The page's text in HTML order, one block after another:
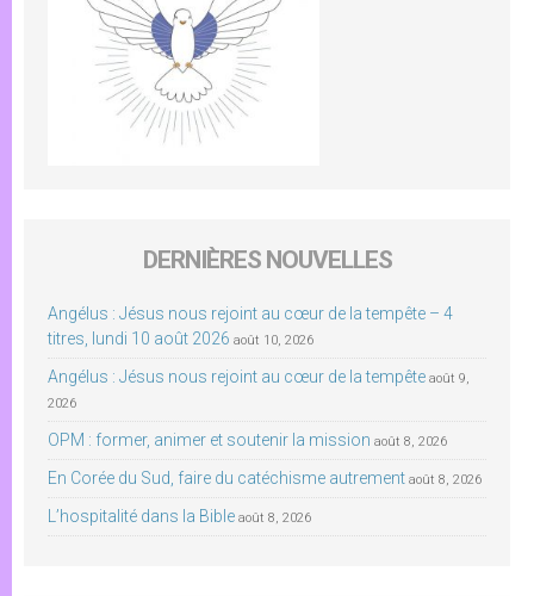
DERNIÈRES NOUVELLES
Angélus : Jésus nous rejoint au cœur de la tempête – 4
titres, lundi 10 août 2026 août 10, 2026
Angélus : Jésus nous rejoint au cœur de la tempête août 9,
2026
OPM : former, animer et soutenir la mission août 8, 2026
En Corée du Sud, faire du catéchisme autrement août 8, 2026
L’hospitalité dans la Bible août 8, 2026